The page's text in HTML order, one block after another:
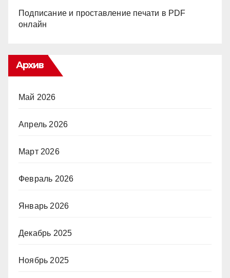
Подписание и проставление печати в PDF
онлайн
Архив
Май 2026
Апрель 2026
Март 2026
Февраль 2026
Январь 2026
Декабрь 2025
Ноябрь 2025